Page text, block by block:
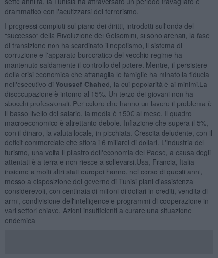
drammatico con l'acutizzarsi del terrorismo.
I progressi compiuti sul piano dei diritti, introdotti sull'onda del
“successo” della Rivoluzione dei Gelsomini, si sono arenati, la fase
di transizione non ha scardinato il nepotismo, il sistema di
corruzione e l'apparato burocratico del vecchio regime ha
mantenuto saldamente il controllo del potere. Mentre, il persistere
della crisi economica che attanaglia le famiglie ha minato la fiducia
nell'esecutivo di Youssef Chahed , la cui popolarità è ai minimi.La
disoccupazione è intorno al 15%. Un terzo dei giovani non ha
sbocchi professionali. Per coloro che hanno un lavoro il problema è
il basso livello del salario, la media è 150€ al mese. Il quadro
macroeconomico è altrettanto debole. Inflazione che supera il 5%,
con il dinaro, la valuta locale, in picchiata. Crescita deludente, con il
deficit commerciale che sfiora i 6 miliardi di dollari. L'industria del
turismo, una volta il pilastro dell'economia del Paese, a causa degli
attentati è a terra e non riesce a sollevarsi.Usa, Francia, Italia
insieme a molti altri stati europei hanno, nel corso di questi anni,
messo a disposizione del governo di Tunisi piani d'assistenza
considerevoli, con centinaia di milioni di dollari in crediti, vendita di
armi, condivisione dell'intelligence e programmi di cooperazione in
vari settori chiave. Azioni insufficienti a curare una situazione
endemica.